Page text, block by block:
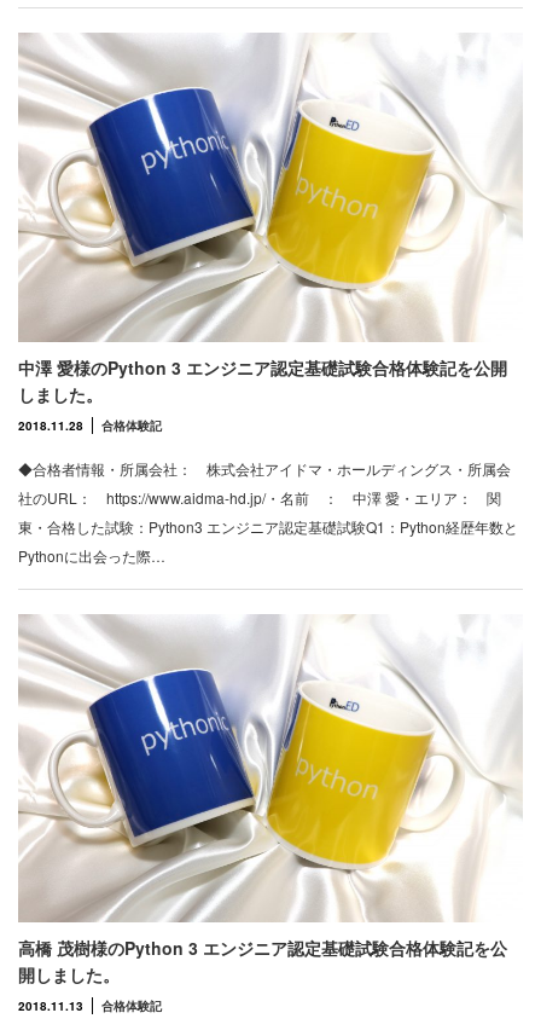
中澤 愛様のPython 3 エンジニア認定基礎試験合格体験記を公開
しました。
2018.11.28 合格体験記
◆合格者情報・所属会社： 株式会社アイドマ・ホールディングス・所属会
社のURL： https://www.aidma-hd.jp/・名前 ： 中澤 愛・エリア： 関
東・合格した試験：Python3 エンジニア認定基礎試験Q1：Python経歴年数と
Pythonに出会った際…
高橋 茂樹様のPython 3 エンジニア認定基礎試験合格体験記を公
開しました。
2018.11.13 合格体験記